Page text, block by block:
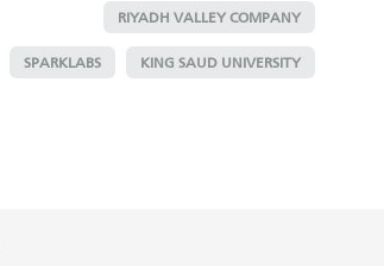
RIYADH VALLEY COMPANY
KING SAUD UNIVERSITY
SPARKLABS